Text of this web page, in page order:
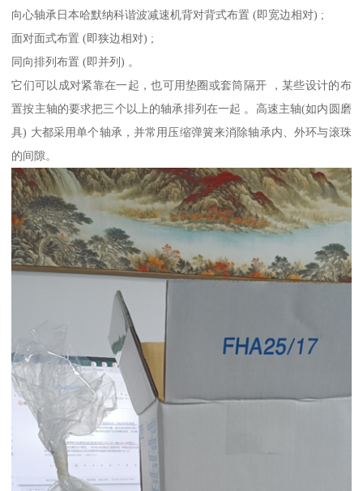
向心轴承日本哈默纳科谐波减速机背对背式布置 (即宽边相对) ;
面对面式布置 (即狭边相对) ;
同向排列布置 (即并列) 。
它们可以成对紧靠在一起，也可用垫圈或套筒隔开 ，某些设计的布
置按主轴的要求把三个以上的轴承排列在一起 。高速主轴(如内圆磨
具) 大都采用单个轴承，并常用压缩弹簧来消除轴承内、外环与滚珠
的间隙。